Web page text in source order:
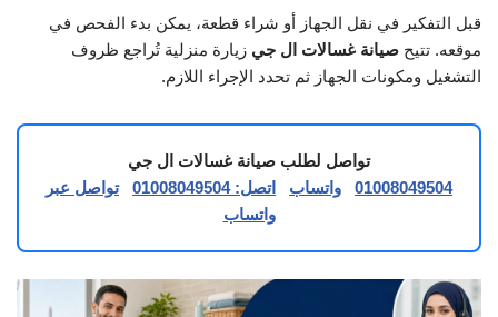
قبل التفكير في نقل الجهاز أو شراء قطعة، يمكن بدء الفحص في
موقعه. تتيح صيانة غسالات ال جي زيارة منزلية تُراجع ظروف
التشغيل ومكونات الجهاز ثم تحدد الإجراء اللازم.
تواصل لطلب صيانة غسالات ال جي
01008049504
واتساب اتصل: 01008049504
تواصل عبر
واتساب